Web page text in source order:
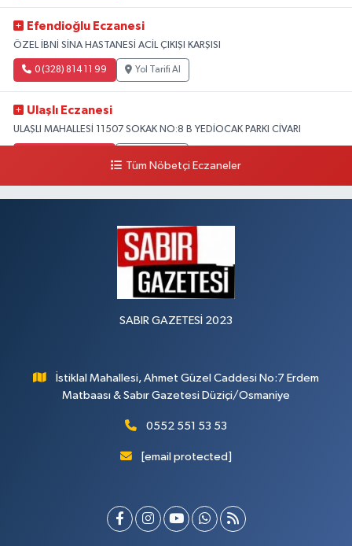
Efendioğlu Eczanesi
ÖZEL İBNİ SİNA HASTANESİ ACİL ÇIKIŞI KARŞISI
0 (328) 814 11 99 Yol Tarifi Al
Ulaşlı Eczanesi
ULAŞLI MAHALLESİ 11507 SOKAK NO:8 B YEDİOCAK PARKI CİVARI
Tüm Nöbetçi Eczaneler
SABIR GAZETESİ 2023
İstiklal Mahallesi, Ahmet Güzel Caddesi No:7 Erdem
Matbaası & Sabır Gazetesi Düziçi/Osmaniye
0552 551 53 53
[email protected]